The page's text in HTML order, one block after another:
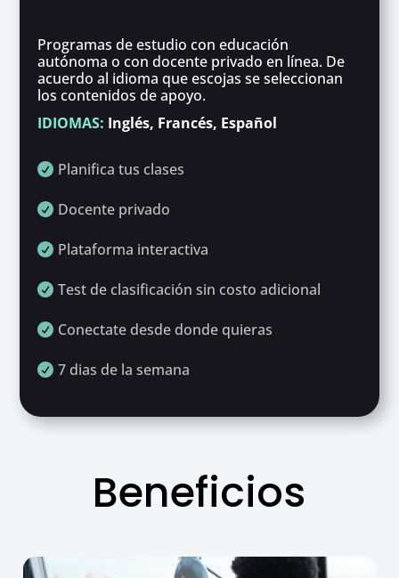
Programas de estudio con educación
autónoma o con docente privado en línea. De
acuerdo al idioma que escojas se seleccionan
los contenidos de apoyo.
IDIOMAS: Inglés, Francés, Español
 Planifica tus clases
 Docente privado
 Plataforma interactiva
 Test de clasificación sin costo adicional
 Conectate desde donde quieras
 7 dias de la semana
Beneficios